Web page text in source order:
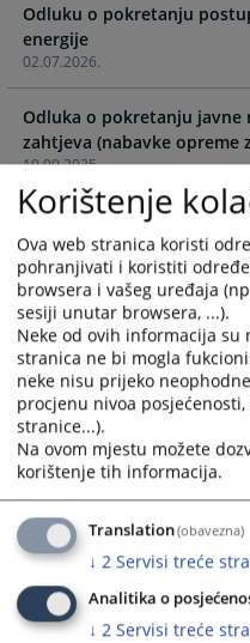
forward
to
interact
with
the
calendar
and
select
date.
Press
the
question
mark
key
to
get
the
keyboard
shortcuts
for
changing
dates.
the
and
the
key
to
get
the
for
02.07.2026.
Odluku o pokretanju
energije
19.09.2025.
Odluka o pokretanju
zahtjeva (nabavke opreme
10.07.2025.
Odluka o pokretanju javne
zahtjeva (nabavka
licencom)
08.07.2025.
Odluka o pokretanju
telekomunikacijskih
nabavka usluga mobilne
01.07.2025.
Odluka o pokretanju
energije
05.06.2025.
Odluka o pokretanju
energije
Korištenje
Ova web stranica koristi
pohranjivati i koristiti
browsera i vašeg uređaja
sesiji unutar browsera, ...).
Neke od ovih informacija
stranica ne bi mogla
neke nisu prijeko
procjenu nivoa
stranice...).
Na ovom mjestu možete
korištenje tih informacija.
Translation(obavezna)
↓ 2 Servisi treće
Analitika o
↓ 2 Servisi treće